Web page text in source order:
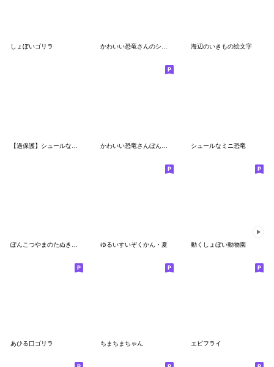
しょぼいゴリラ かわいい恐竜さんのシンプル絵文字 海辺のいきもの絵文字
シュールなミニ恐竜
ゆるいすいぞくかん・夏 動くしょぼい動物園
あひる口ゴリラ ちまちまちゃん エビフライ